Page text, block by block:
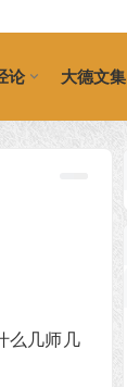
论 大德文集
么几师几